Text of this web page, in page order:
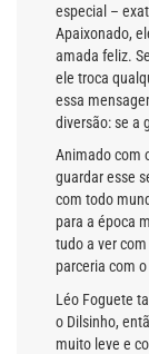
especial –
Apaixonado,
amada feliz.
ele troca
essa
diversão: se a
Animado com
guardar esse
com todo
para a época
tudo a ver
parceria com
Léo Foguete
o Dilsinho,
muito leve e